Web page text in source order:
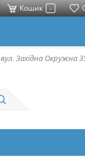
Кошик -
вул. Західна Окружна